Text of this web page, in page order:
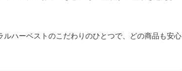
ハーベストのこだわりのひとつで、どの商品も安心